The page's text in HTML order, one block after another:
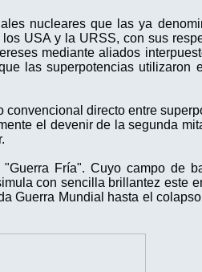
nucleares que las ya
USA y la URSS, con sus
mediante aliados
las superpotencias
directo entre
el devenir de la segunda
Fría". Cuyo campo de
con sencilla brillantez este
Guerra Mundial hasta el